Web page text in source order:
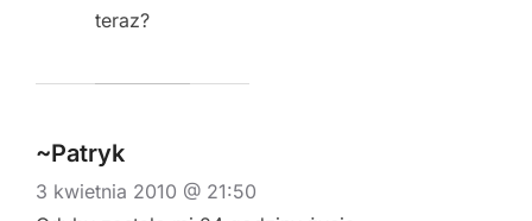
teraz?
~Patryk
3 kwietnia 2010 @ 21:50